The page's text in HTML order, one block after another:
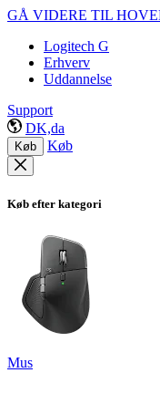
GÅ VIDERE TIL
Logitech G
Erhverv
Uddannelse
Support
DK,da
Køb Køb
Køb efter kategori
Mus